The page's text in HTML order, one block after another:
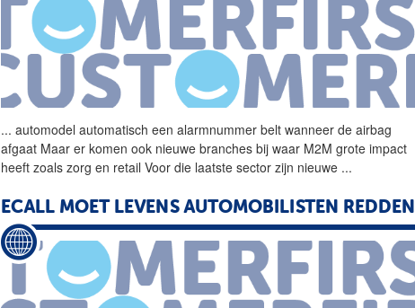
... automodel automatisch eenalarmnummer belt wanneer de airbag
afgaat Maar er komen ook nieuwe branches bij waar M2M grote impact
heeft zoals zorg en retail Voor die laatste sector zijn nieuwe ...
ECALL MOET LEVENS AUTOMOBILISTEN REDDEN